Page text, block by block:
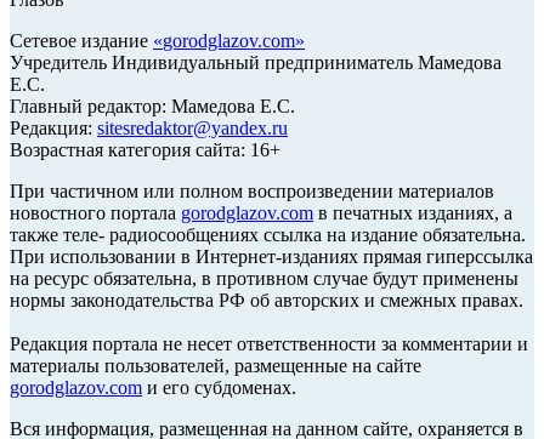
Сетевое издание «gorodglazov.com»
Учредитель Индивидуальный предприниматель Мамедова
Е.С.
Главный редактор: Мамедова Е.С.
Редакция: sitesredaktor@yandex.ru
Возрастная категория сайта: 16+
При частичном или полном воспроизведении материалов
новостного портала gorodglazov.com в печатных изданиях, а
также теле- радиосообщениях ссылка на издание обязательна.
При использовании в Интернет-изданиях прямая гиперссылка
на ресурс обязательна, в противном случае будут применены
нормы законодательства РФ об авторских и смежных правах.
Редакция портала не несет ответственности за комментарии и
материалы пользователей, размещенные на сайте
gorodglazov.com и его субдоменах.
Вся информация, размещенная на данном сайте, охраняется в